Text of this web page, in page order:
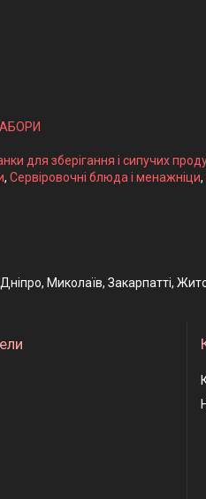
для зберігання і сипучих
, Сервіровочні блюда і менажніци,
Миколаїв, Закарпатті,